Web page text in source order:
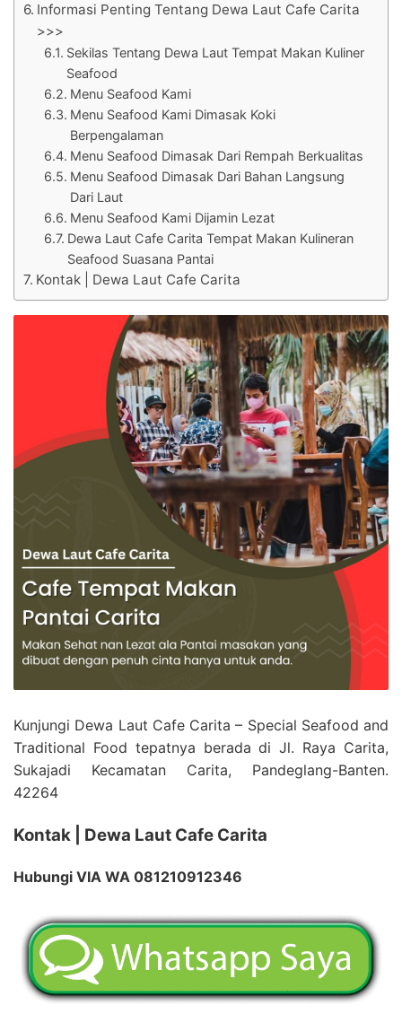
Informasi Penting Tentang Dewa Laut Cafe Carita
>>>
Sekilas Tentang Dewa Laut Tempat Makan Kuliner
Seafood
Menu Seafood Kami
Menu Seafood Kami Dimasak Koki
Berpengalaman
Menu Seafood Dimasak Dari Rempah Berkualitas
Menu Seafood Dimasak Dari Bahan Langsung
Dari Laut
Menu Seafood Kami Dijamin Lezat
Dewa Laut Cafe Carita Tempat Makan Kulineran
Seafood Suasana Pantai
Kontak | Dewa Laut Cafe Carita
Kunjungi Dewa Laut Cafe Carita – Special Seafood and
Traditional Food tepatnya berada di Jl. Raya Carita,
Sukajadi Kecamatan Carita, Pandeglang-Banten.
42264
Kontak | Dewa Laut Cafe Carita
Hubungi VIA WA 081210912346